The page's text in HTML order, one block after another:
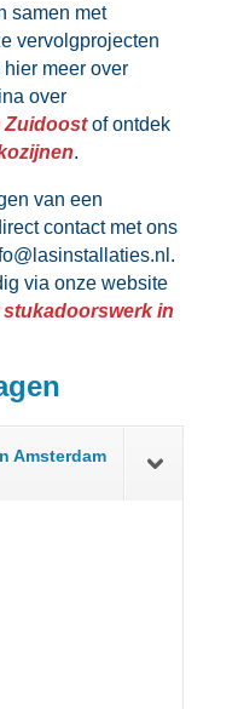
samen met
vervolgprojecten
meer over
over
Zuidoostof ontdek
.​
van een
contact met ons
via onze website
in
Amsterdam